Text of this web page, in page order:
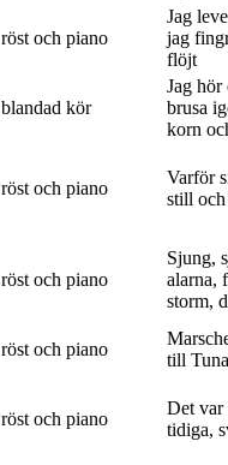
röst och piano
Jag
jag
flöjt
blandad kör
Jag hör
brusa
korn
röst och piano
Varför
still
röst och piano
Sjung,
alarna,
storm,
röst och piano
till Tuna
röst och piano
Det var
tidiga,